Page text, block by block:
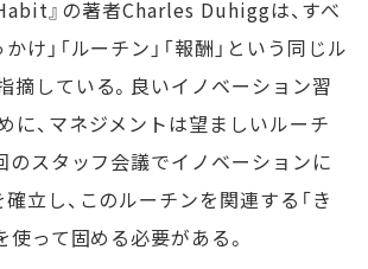
』の著者Charles Duhiggは、すべ
け」「ルーチン」「報酬」という同じル
摘している。良いイノベーション習
に、マネジメントは望ましいルーチ
のスタッフ会議でイノベーションに
立し、このルーチンを関連する「き
使って固める必要がある。